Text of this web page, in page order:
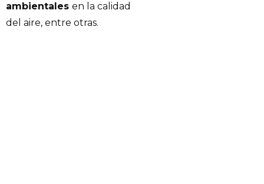
ambientales en la calidad
del aire, entre otras.